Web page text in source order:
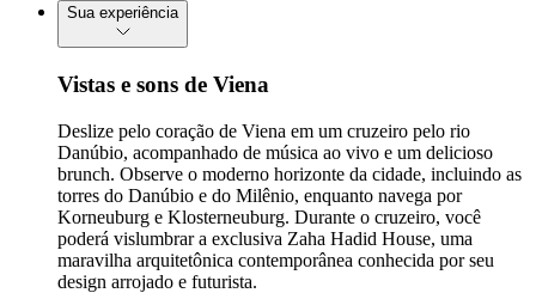
Sua experiência
Vistas e sons de Viena
Deslize pelo coração de Viena em um cruzeiro pelo rio
Danúbio, acompanhado de música ao vivo e um delicioso
brunch. Observe o moderno horizonte da cidade, incluindo as
torres do Danúbio e do Milênio, enquanto navega por
Korneuburg e Klosterneuburg. Durante o cruzeiro, você
poderá vislumbrar a exclusiva Zaha Hadid House, uma
maravilha arquitetônica contemporânea conhecida por seu
design arrojado e futurista.